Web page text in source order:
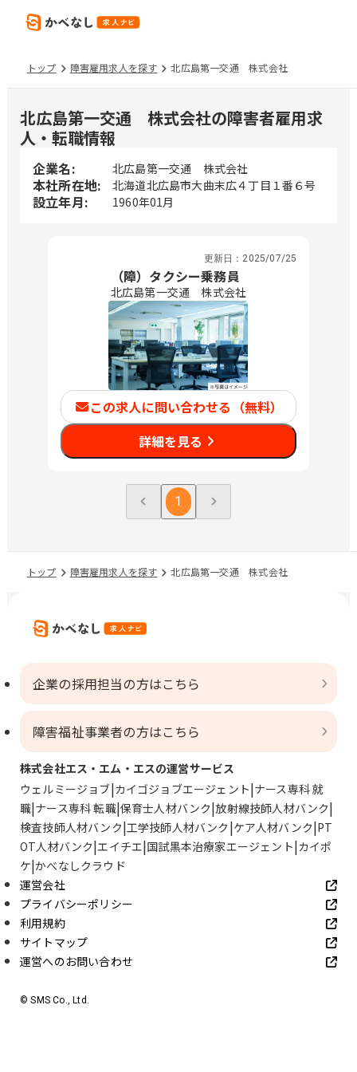
トップ 障害雇用求人を探す 北広島第一交通 株式会社
北広島第一交通 株式会社の障害者雇用求
人・転職情報
企業名: 北広島第一交通 株式会社
本社所在地: 北海道北広島市大曲末広４丁目１番６号
設立年月: 1960年01月
更新日： 2025/07/25
（障）タクシー乗務員
北広島第一交通 株式会社
この求人に問い合わせる（無料）
詳細を見る
1
トップ 障害雇用求人を探す 北広島第一交通 株式会社
企業の採用担当の方はこちら
障害福祉事業者の方はこちら
株式会社エス・エム・エスの運営サービス
ウェルミージョブ カイゴジョブエージェント ナース専科 就
職 ナース専科 転職 保育士人材バンク 放射線技師人材バンク
検査技師人材バンク 工学技師人材バンク ケア人材バンク PT
OT人材バンク エイチエ 国試黒本治療家エージェント カイポ
ケ かべなしクラウド
運営会社
プライバシーポリシー
利用規約
サイトマップ
運営へのお問い合わせ
© SMS Co., Ltd.